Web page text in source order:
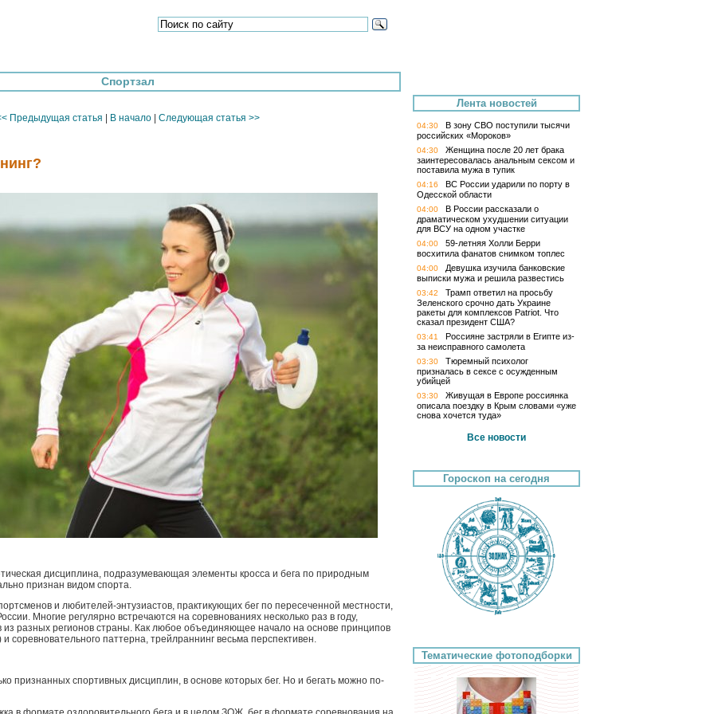
Спортзал
Предыдущая статья В начало| Следующая статья >>
дисциплина, подразумевающая элементы кросса и бега по природным
признан видом спорта.
и любителей-энтузиастов, практикующих бег по пересеченной местности,
Многие регулярно встречаются на соревнованиях несколько раз в году,
из разных регионов страны. Как любое объединяющее начало на основе принципов
соревновательного паттерна, трейлраннинг весьма перспективен.
признанных спортивных дисциплин, в основе которых бег. Но и бегать можно по-
Лента новостей
04:30
В зону СВО поступили тысячи
российских «Мороков»
04:30
Женщина после 20 лет брака
заинтересовалась анальным сексом и
поставила мужа в тупик
04:16
ВС России ударили по порту в
Одесской области
04:00
В России рассказали о
драматическом ухудшении ситуации
для ВСУ на одном участке
04:00
59-летняя Холли Берри
восхитила фанатов снимком топлес
04:00
Девушка изучила банковские
выписки мужа и решила развестись
03:42
Трамп ответил на просьбу
Зеленского срочно дать Украине
ракеты для комплексов Patriot. Что
сказал президент США?
03:41
Россияне застряли в Египте из-
за неисправного самолета
03:30
Тюремный психолог
призналась в сексе с осужденным
убийцей
03:30
Живущая в Европе россиянка
описала поездку в Крым словами «уже
снова хочется туда»
Все новости
Гороскоп на сегодня
Тематические фотоподборки